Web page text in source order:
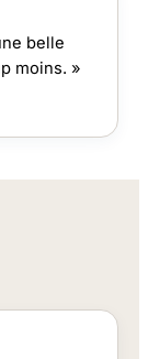
belle
moins. »